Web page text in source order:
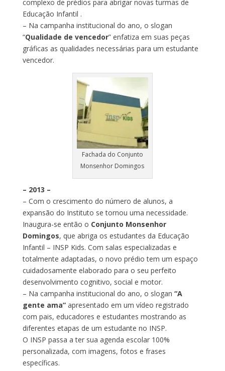
complexo de prédios para abrigar novas turmas de
Educação Infantil .
– Na campanha institucional do ano, o slogan
“Qualidade de vencedor” enfatiza em suas peças
gráficas as qualidades necessárias para um estudante
vencedor.
Fachada do Conjunto
Monsenhor Domingos
– 2013 –
– Com o crescimento do número de alunos, a
expansão do Instituto se tornou uma necessidade.
Inaugura-se então o Conjunto Monsenhor
Domingos, que abriga os estudantes da Educação
Infantil – INSP Kids. Com salas especializadas e
totalmente adaptadas, o novo prédio tem um espaço
cuidadosamente elaborado para o seu perfeito
desenvolvimento cognitivo, social e motor.
– Na campanha institucional do ano, o slogan “A
gente ama”apresentado em um vídeo registrado
com pais, educadores e estudantes mostrando as
diferentes etapas de um estudante no INSP.
O INSP passa a ter sua agenda escolar 100%
personalizada, com imagens, fotos e frases
específicas.